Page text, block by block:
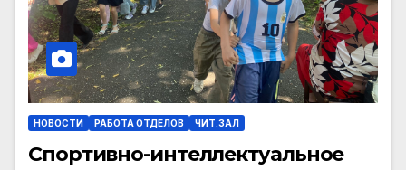
НОВОСТИ РАБОТА ОТДЕЛОВ ЧИТ.ЗАЛ
Cпортивно-интеллектуальное